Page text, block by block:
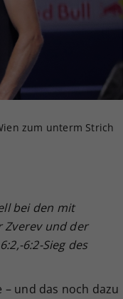
zum unterm Strich
bei den mit
Zverev und der
6:2-Sieg des
– und das noch dazu
falls der
dies eingestellt hat.